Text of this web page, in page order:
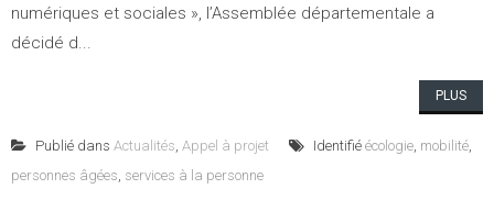
numériques et sociales », l’Assemblée départementale a
décidé d...
PLUS
Publié dans Actualités, Appel à projet Identifié écologie, mobilité,
personnes âgées, services à la personne